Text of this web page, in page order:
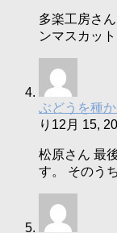
多楽工房さ
ンマスカッ
ぶどうを種
り 12月 15,
松原さん 最
す。 そのう